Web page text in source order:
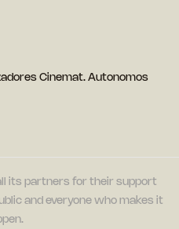
Cinemat. Autonomos
its partners for their support
and everyone who makes it